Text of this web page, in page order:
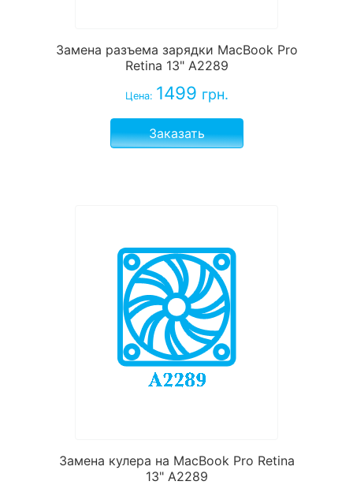
Замена разъема зарядки MacBook Pro
Retina 13" A2289
Цена: 1499 грн.
Заказать
Замена кулера на MacBook Pro Retina
13" A2289